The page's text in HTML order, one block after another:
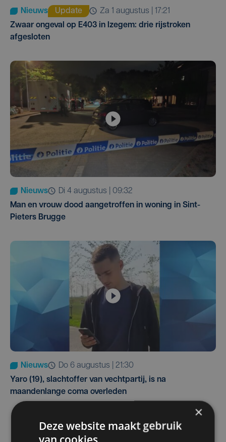
Nieuws Update
za 1 augustus | 17:21
Zwaar ongeval op E403 in Izegem: drie rijstroken
afgesloten
Nieuws
di 4 augustus | 09:32
Man en vrouw dood aangetroffen in woning in Sint-
Pieters Brugge
Nieuws
do 6 augustus | 21:30
Yaro (19), slachtoffer van vechtpartij, is na
maandenlange coma overleden
×
Deze website maakt gebruik